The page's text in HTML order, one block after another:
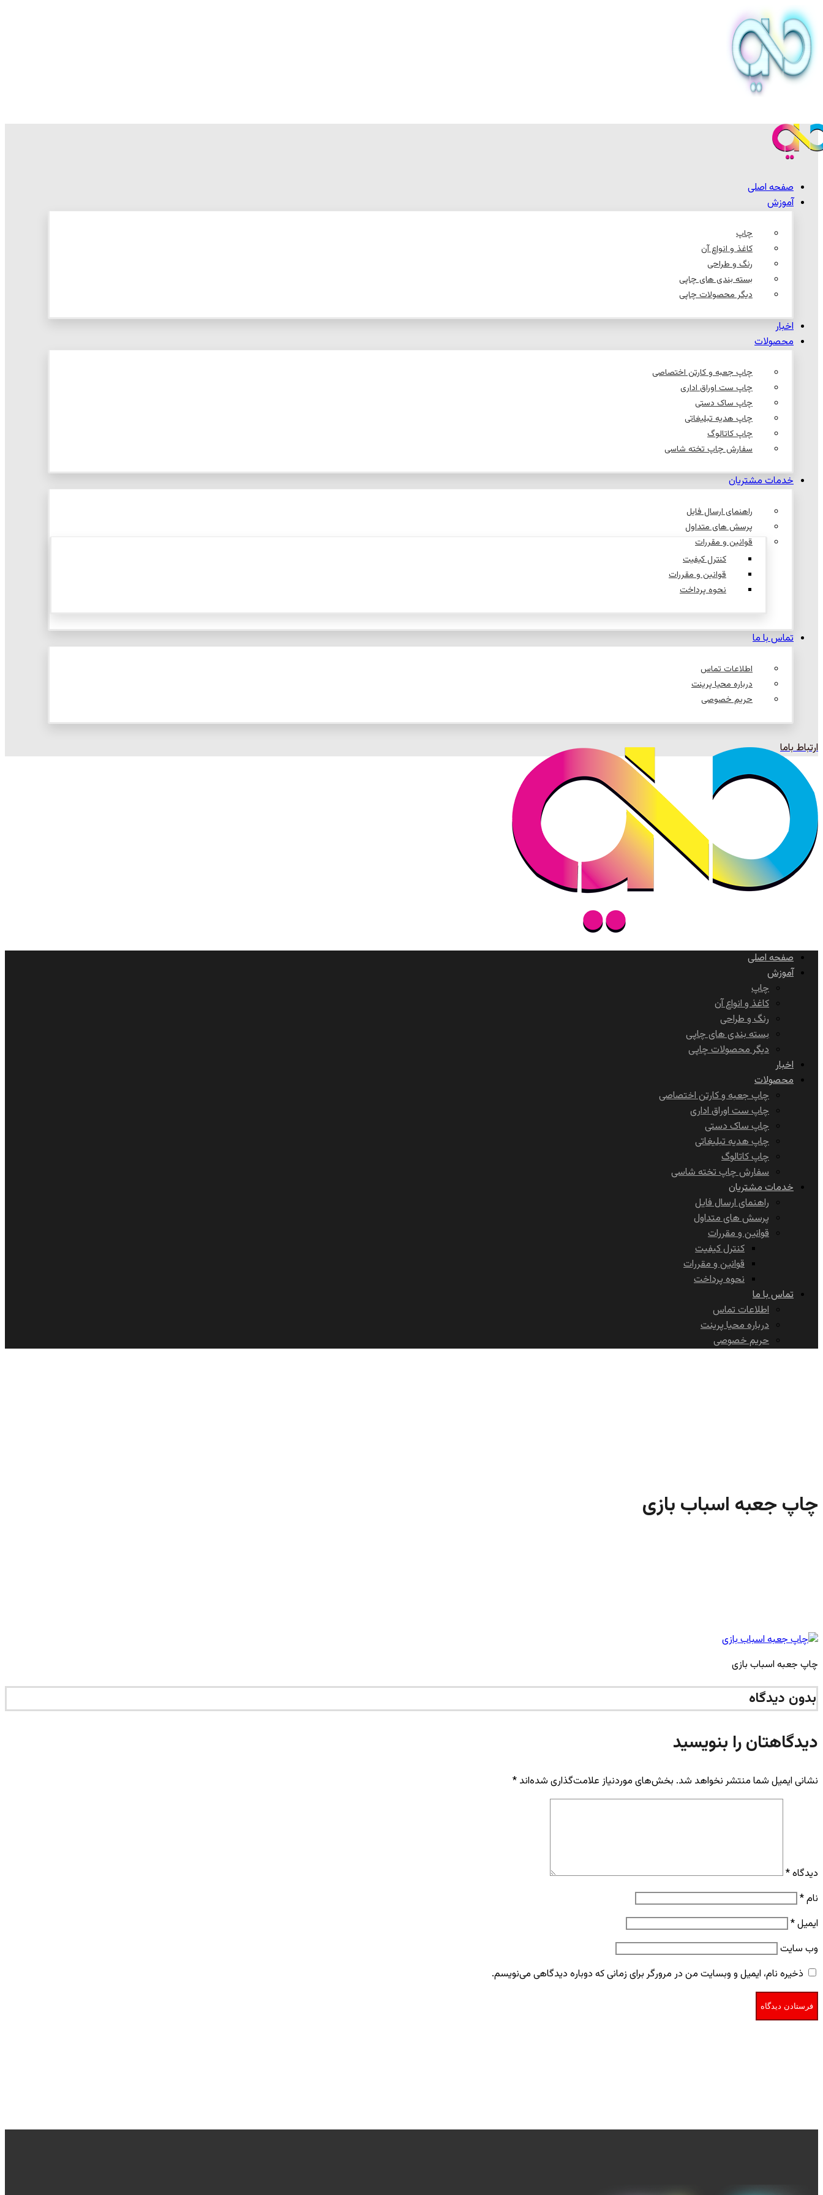
صفحه اصلی
آموزش
چاپ
کاغذ و انواع آن
رنگ و طراحی
بسته بندی های چاپی
دیگر محصولات چاپی
اخبار
محصولات
چاپ جعبه و کارتن اختصاصی
چاپ ست اوراق اداری
چاپ ساک دستی
چاپ هدیه تبلیغاتی
چاپ کاتالوگ
سفارش چاپ تخته شاسی
خدمات مشتریان
راهنمای ارسال فایل
پرسش های متداول
قوانین و مقررات
کنترل کیفیت
قوانین و مقررات
نحوه پرداخت
تماس با ما
اطلاعات تماس
درباره محیا پرینت
حریم خصوصی
ارتباط باما
صفحه اصلی
آموزش
چاپ
کاغذ و انواع آن
رنگ و طراحی
بسته بندی های چاپی
دیگر محصولات چاپی
اخبار
محصولات
چاپ جعبه و کارتن اختصاصی
چاپ ست اوراق اداری
چاپ ساک دستی
چاپ هدیه تبلیغاتی
چاپ کاتالوگ
سفارش چاپ تخته شاسی
خدمات مشتریان
راهنمای ارسال فایل
پرسش های متداول
قوانین و مقررات
کنترل کیفیت
قوانین و مقررات
نحوه پرداخت
تماس با ما
اطلاعات تماس
درباره محیا پرینت
حریم خصوصی
چاپ جعبه اسباب بازی
چاپ جعبه اسباب بازی
بدون دیدگاه
دیدگاهتان را بنویسید
نشانی ایمیل شما منتشر نخواهد شد. بخش‌های موردنیاز علامت‌گذاری شده‌اند *
دیدگاه*
نام*
ایمیل*
وب‌ سایت
ذخیره نام، ایمیل و وبسایت من در مرورگر برای زمانی که دوباره دیدگاهی می‌نویسم.